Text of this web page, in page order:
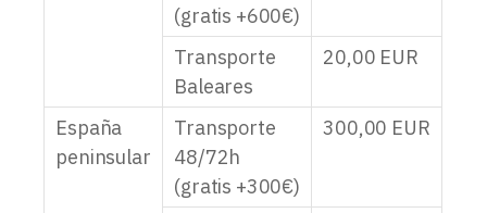
(gratis +600€)
Transporte
Baleares
20,00 EUR
España
peninsular
Transporte
48/72h
(gratis +300€)
300,00 EUR